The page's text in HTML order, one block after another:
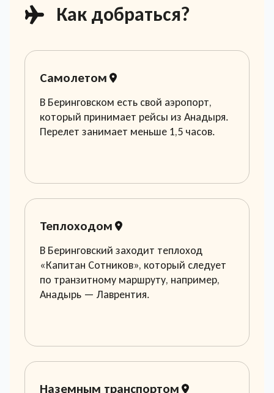
Как добраться?
Самолетом
В Беринговском есть свой аэропорт,
который принимает рейсы из Анадыря.
Перелет занимает меньше 1,5 часов.
Теплоходом
В Беринговский заходит теплоход
«Капитан Сотников», который следует
по транзитному маршруту, например,
Анадырь — Лаврентия.
Наземным транспортом